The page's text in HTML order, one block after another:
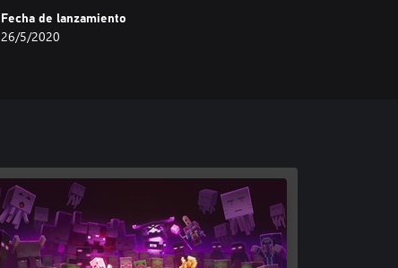
Fecha de lanzamiento
26/5/2020